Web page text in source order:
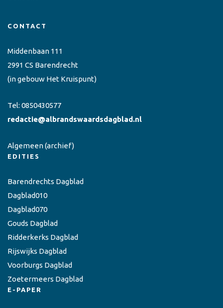
CONTACT
Middenbaan 111
2991 CS Barendrecht
(in gebouw Het Kruispunt)
Tel: 0850430577
redactie@albrandswaardsdagblad.nl
Algemeen(archief)
EDITIES
Barendrechts Dagblad
Dagblad010
Dagblad070
Gouds Dagblad
Ridderkerks Dagblad
Rijswijks Dagblad
Voorburgs Dagblad
Zoetermeers Dagblad
E-PAPER